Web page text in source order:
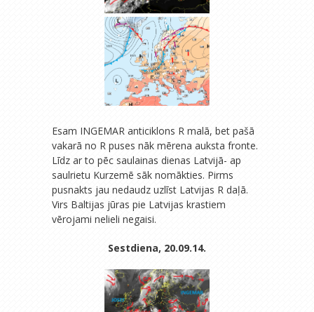
Esam INGEMAR anticiklons R malā, bet pašā
vakarā no R puses nāk mērena auksta fronte.
Līdz ar to pēc saulainas dienas Latvijā- ap
saulrietu Kurzemē sāk nomākties. Pirms
pusnakts jau nedaudz uzlīst Latvijas R daļā.
Virs Baltijas jūras pie Latvijas krastiem
vērojami nelieli negaisi.
Sestdiena, 20.09.14.